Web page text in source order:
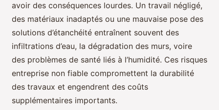
avoir des conséquences lourdes. Un travail négligé,
des matériaux inadaptés ou une mauvaise pose des
solutions d’étanchéité entraînent souvent des
infiltrations d’eau, la dégradation des murs, voire
des problèmes de santé liés à l’humidité. Ces risques
entreprise non fiable compromettent la durabilité
des travaux et engendrent des coûts
supplémentaires importants.